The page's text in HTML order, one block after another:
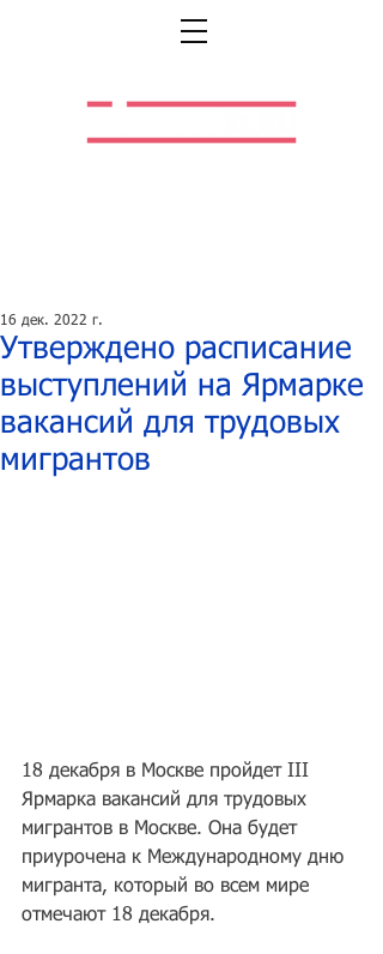
Утверждено расписание
выступлений на Ярмарке
вакансий для трудовых
мигрантов
16 дек. 2022 г.
18 декабря в Москве пройдет III
Ярмарка вакансий для трудовых
мигрантов в Москве. Она будет
приурочена к Международному дню
мигранта, который во всем мире
отмечают 18 декабря.